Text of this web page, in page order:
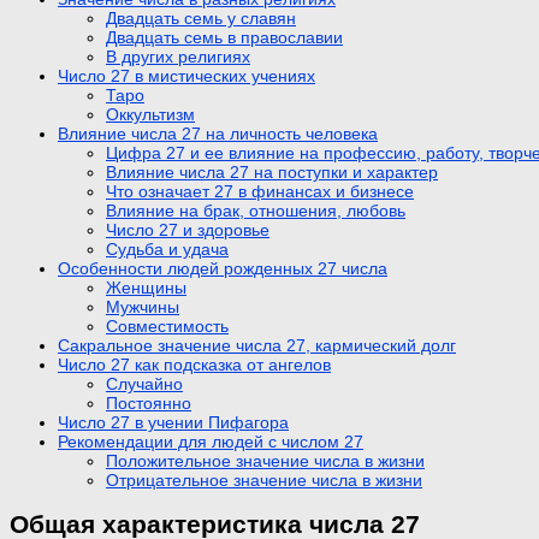
Двадцать семь у славян
Двадцать семь в православии
В других религиях
Число 27 в мистических учениях
Таро
Оккультизм
Влияние числа 27 на личность человека
Цифра 27 и ее влияние на профессию, работу,
Влияние числа 27 на поступки и характер
Что означает 27 в финансах и бизнесе
Влияние на брак, отношения, любовь
Число 27 и здоровье
Судьба и удача
Особенности людей рожденных 27 числа
Женщины
Мужчины
Совместимость
Сакральное значение числа 27, кармический долг
Число 27 как подсказка от ангелов
Случайно
Постоянно
Число 27 в учении Пифагора
Рекомендации для людей с числом 27
Положительное значение числа в жизни
Отрицательное значение числа в жизни
Общая характеристика числа 27